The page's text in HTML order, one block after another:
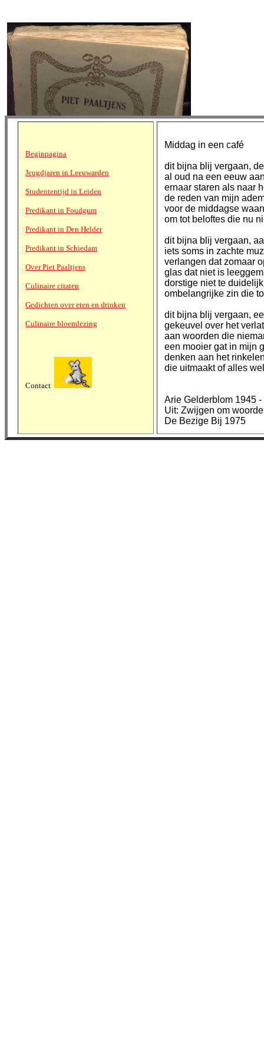
Beginpagina
Jeugdjaren in Leeuwarden
Studententijd in Leiden
Predikant in Foudgum
Predikant in Den Helder
Predikant in Schiedam
Over Piet Paaltjens
Culinaire citaten
Gedichten over eten en drinken
Culinaire bloemlezing
Contact
Middag in een café
dit bijna blij vergaan,
al oud na een eeuw
ernaar staren als naar
de reden van mijn
voor de middagse
om tot beloftes die nu
dit bijna blij vergaan,
iets soms in zachte
verlangen dat zomaar
glas dat niet is
dorstige niet te
ombelangrijke zin die
dit bijna blij vergaan,
gekeuvel over het
aan woorden die
een mooier gat in mijn
denken aan het
die uitmaakt of alles
Arie Gelderblom 1945 -
Uit: Zwijgen om
De Bezige Bij 1975